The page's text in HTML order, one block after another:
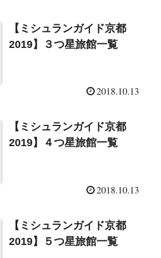
【ミシュランガイド京都
2019】３つ星旅館一覧
2018.10.13
【ミシュランガイド京都
2019】４つ星旅館一覧
2018.10.13
【ミシュランガイド京都
2019】５つ星旅館一覧